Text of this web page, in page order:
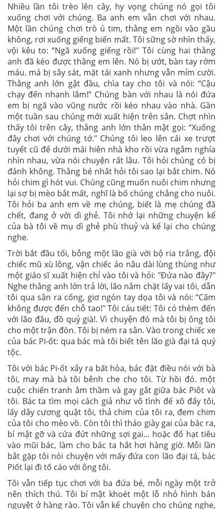
Nhiều lần tôi trèo lên cây, hy vọng chúng nó gọi tôi
xuống chơi với chúng. Ba anh em vẫn chơi với nhau.
Một lần chúng chơi trò ú tim, thằng em ngồi vào gầu
không, rơi xuống giếng biến mất. Tôi sững sờ nhìn thấy,
vội kêu to: “Ngã xuống giếng rồi!" Tôi cùng hai thằng
anh đã kéo được thằng em lên. Nó bị ướt, bàn tay rớm
máu. má bị sây sát, mặt tái xanh nhưng vẫn mỉm cười.
Thằng anh lớn gật đầu, chìa tay cho tôi và nói: “Cậu
chạy đến nhanh lắm!” Chúng bàn với nhau là nói đứa
em bị ngã vào vũng nước rồi kéo nhau vào nhà. Gần
một tuần sau chúng mới xuất hiện trên sân. Chợt nhìn
thấy tôi trên cây, thằng anh lớn thân mật gọi: “Xuống
đây chơi với chúng tớ." Chúng tôi leo lên cái xe trượt
tuyết cũ để dưới mái hiên nhà kho rồi vừa ngắm nghía
nhìn nhau, vừa nói chuyện rất lâu. Tôi hỏi chúng có bị
đánh không. Thằng bé nhất hỏi tôi sao lại bắt chim. Nó
hỏi chim gì hót vui. Chúng cũng muốn nuôi chim nhưng
lại sợ bị mèo bắt mất, nghĩ là bố chúng chẳng cho nuôi.
Tôi hỏi ba anh em về mẹ chúng, biết là mẹ chúng đã
chết, đang ở với dì ghẻ. Tôi nhớ lại những chuyện kể
của bà tôi về mụ dì ghẻ phù thuỷ và kể lại cho chúng
nghe.
Trời bắt đầu tối, bỗng một lão già với bộ ria trắng, đội
chiếc mũ xù lông, vận chiếc áo nâu dài lùng thùng như
một giáo sĩ xuất hiện chỉ vào tôi và hỏi: "Đứa nào đây?"
Nghe thằng anh lớn trả lời, lão nắm chặt lấy vai tôi, dẫn
tôi qua sân ra cổng, giơ ngón tay dọa tôi và nói: “Cấm
không được đến chỗ tao!" Tôi cáu tiết: Tôi có thèm đến
với lão đâu, đồ quỷ già!. Vì chuyện đó mà tôi bị ông tôi
cho một trận đòn. Tôi bị ném ra sân. Vào trong chiếc xe
của bác Pi-ốt: qua bác mà tôi biết tên lão già đại tá quý
tộc.
Tôi với bác Pi-ốt xẩy ra bất hòa, bác đặt điều nói với bà
tôi, may mà bà tôi bênh che cho tôi. Từ hồi đó. một
cuộc chiến tranh âm thầm và gay gắt giữa bác Piôt và
tôi. Bác ta tìm mọi cách giả như vô tình để xô đẩy tôi,
lấy dây cương quật tôi, thả chim của tôi ra, đem chim
của tôi cho mèo vồ. Còn tôi thì tháo giày gai của bác ra,
bí mật gỡ và cứa đứt những sợi gai... hoặc đổ hạt tiêu
vào mũi bác, làm cho bác ta hắt hơi hàng giờ. Mỗi lần
bắt gặp tôi nói chuyện với mấy đứa con lão đại tá, bác
Piốt lại đi tố cáo với ông tôi.
Tôi vẫn tiếp tục chơi với ba đứa bé, mỗi ngày một trở
nên thích thú. Tôi bí mật khoét một lỗ nhỏ hình bán
nguyệt ở hàng rào. Tôi vẫn kể chuyện cho chúng nghe,